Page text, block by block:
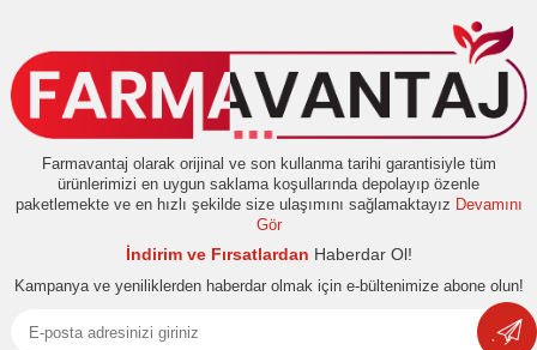
Farmavantaj olarak orijinal ve son kullanma tarihi garantisiyle tüm
ürünlerimizi en uygun saklama koşullarında depolayıp özenle
paketlemekte ve en hızlı şekilde size ulaşımını sağlamaktayız Devamını
Gör
İndirim ve Fırsatlardan Haberdar Ol!
Kampanya ve yeniliklerden haberdar olmak için e-bültenimize abone olun!